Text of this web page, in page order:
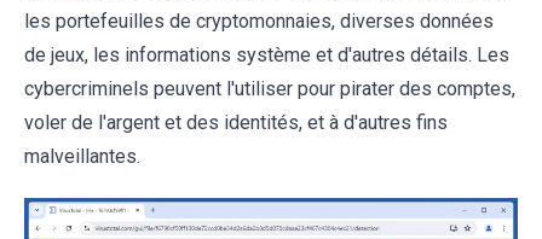
les portefeuilles de cryptomonnaies, diverses données
de jeux, les informations système et d'autres détails. Les
cybercriminels peuvent l'utiliser pour pirater des comptes,
voler de l'argent et des identités, et à d'autres fins
malveillantes.